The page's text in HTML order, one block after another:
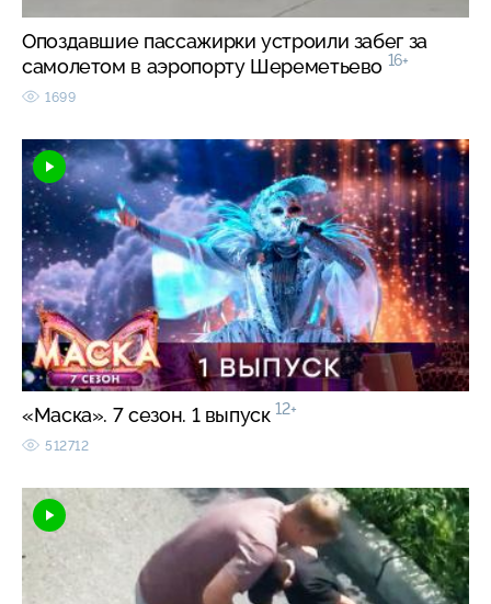
Опоздавшие пассажирки устроили забег за
самолетом в аэропорту Шереметьево 16+
1699
«Маска». 7 сезон. 1 выпуск 12+
512712